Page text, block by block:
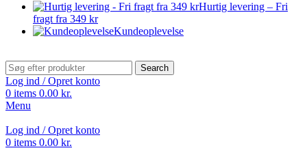
Hurtig levering – Fri
fragt fra 349 kr
Kundeoplevelse
Search
Log ind / Opret konto
0 items 0.00 kr.
Menu
Log ind / Opret konto
0 items 0.00 kr.